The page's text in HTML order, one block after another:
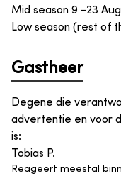
Mid season 9 -23
Low season (rest of
Gastheer
Degene die
advertentie en voor
is:
Tobias P.
Reageert meestal